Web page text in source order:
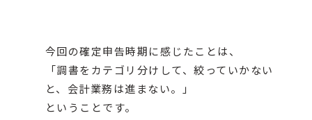
今回の確定申告時期に感じたことは、
「調書をカテゴリ分けして、絞っていかない
と、会計業務は進まない。」
ということです。